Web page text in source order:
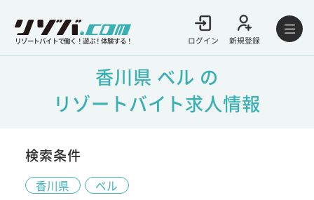
リゾートバイトで働く！遊ぶ！体験する！ ログイン 新規登録
香川県 ベル の
リゾートバイト求人情報
検索条件
香川県 ベル